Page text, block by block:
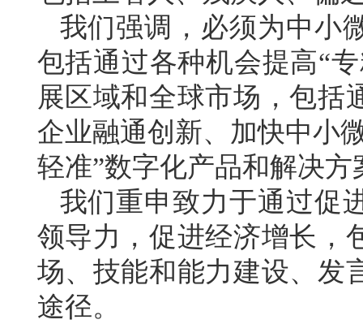
我们强调，必须为中小
包括通过各种机会提高“
展区域和全球市场，包括
企业融通创新、加快中小
轻准”数字化产品和解决方
我们重申致力于通过促
领导力，促进经济增长，
场、技能和能力建设、发
途径。